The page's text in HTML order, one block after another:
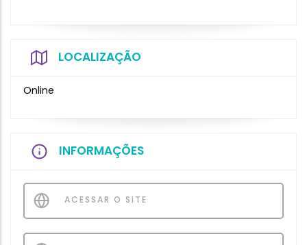
LOCALIZAÇÃO
Online
INFORMAÇÕES
ACESSAR O SITE